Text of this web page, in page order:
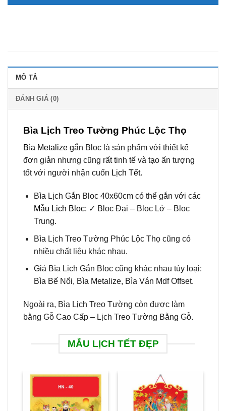
MÔ TẢ
ĐÁNH GIÁ (0)
Bìa Lịch Treo Tường Phúc Lộc Thọ
Bìa Metalize gắn Bloc là sản phẩm với thiết kế
đơn giản nhưng cũng rất tinh tế và tạo ấn tượng
tốt với người nhận cuốn Lịch Tết.
Bìa Lịch Gắn Bloc 40x60cm có thể gắn với các
Mẫu Lịch Bloc: ✓ Bloc Đại – Bloc Lở – Bloc
Trung.
Bìa Lịch Treo Tường Phúc Lộc Thọ cũng có
nhiều chất liệu khác nhau.
Giá Bìa Lịch Gắn Bloc cũng khác nhau tùy loại:
Bìa Bế Nổi, Bìa Metalize, Bìa Ván Mdf Offset.
Ngoài ra, Bìa Lịch Treo Tường còn được làm
bằng Gỗ Cao Cấp – Lịch Treo Tường Bằng Gỗ.
MẪU LỊCH TẾT ĐẸP